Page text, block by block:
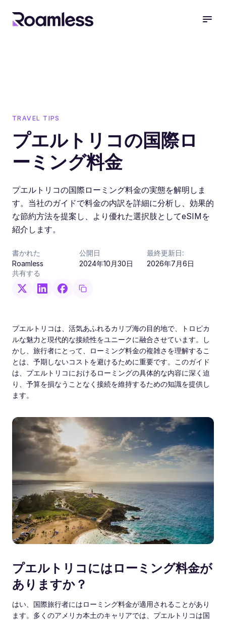
TRAVEL TIPS
プエルトリコの国際ロ
ーミング料金
プエルトリコの国際ローミング料金の実態を解明しま
す。当社のガイドで料金の内訳を詳細に分析し、効果的
な節約方法を提案し、より優れた選択肢としてeSIMを
紹介します。
書かれた
Roamless
公開日
2024年10月30日
最終更新日:
2026年7月6日
共有する
プエルトリコは、活気あふれるカリブ海の目的地で、トロピカ
ルな魅力と現代的な接続性をユニークに融合させています。し
かし、旅行者にとって、ローミング料金の複雑さを理解するこ
とは、予期しないコストを避けるために重要です。このガイド
は、プエルトリコにおけるローミングの具体的な内容に深く迫
り、予算を損なうことなく接続を維持するための知識を提供し
ます。
プエルトリコにはローミング料金が
ありますか？
はい、国際旅行者にはローミング料金が適用されることがあり
ます。多くのアメリカ本土のキャリアでは、プエルトリコは国